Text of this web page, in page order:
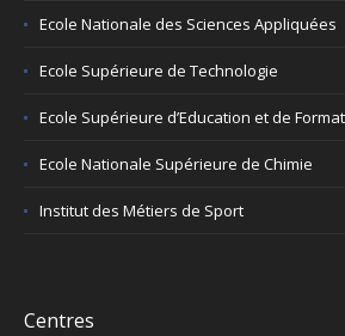
Ecole Nationale des Sciences Appliquées
Ecole Supérieure de Technologie
Ecole Supérieure d’Education et de
Ecole Nationale Supérieure de Chimie
Institut des Métiers de Sport
Centres